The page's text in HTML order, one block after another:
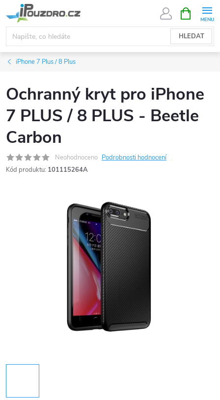
na
obsah
HLEDAT
NÁKUPNÍ
KOŠÍK
iPhone 7 Plus / 8 Plus
Ochranný kryt pro iPhone
7 PLUS / 8 PLUS - Beetle
Carbon
Neohodnoceno Podrobnosti hodnocení
Kód produktu: 101115264A